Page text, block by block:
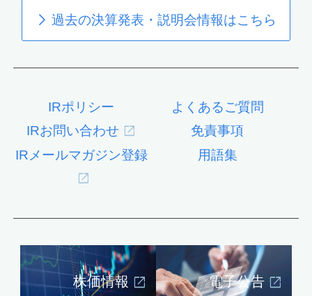
過去の決算発表・説明会情報はこちら
IRポリシー
よくあるご質問
IRお問い合わせ
免責事項
IRメールマガジン登録
用語集
株価情報 電子公告